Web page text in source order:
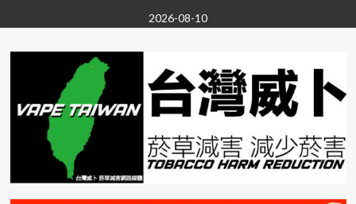
to
content
2026-08-10